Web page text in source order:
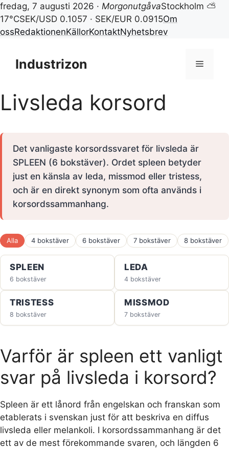
fredag, 7 augusti 2026 · MorgonutgåvaStockholm ⛅
17°CSEK/USD 0.1057 · SEK/EUR 0.0915Om
ossRedaktionenKällorKontaktNyhetsbrev
innehållIndustrizon Meny
Livsleda korsord
Det vanligaste korsordssvaret för livsleda är
SPLEEN (6 bokstäver). Ordet spleen betyder
just en känsla av leda, missmod eller tristess,
och är en direkt synonym som ofta används i
korsordssammanhang.
Alla 4 bokstäver 6 bokstäver 7 bokstäver 8 bokstäver
SPLEEN
6 bokstäver
LEDA
4 bokstäver
TRISTESS
8 bokstäver
MISSMOD
7 bokstäver
Varför är spleen ett vanligt
svar på livsleda i korsord?
Spleen är ett lånord från engelskan och franskan som
etablerats i svenskan just för att beskriva en diffus
livsleda eller melankoli. I korsordssammanhang är det
ett av de mest förekommande svaren, och längden 6